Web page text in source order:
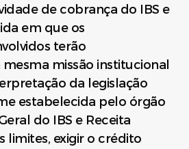
de cobrança do IBS e
em que os
terão
missão institucional
da legislação
estabelecida pelo órgão
do IBS e Receita
limites, exigir o crédito